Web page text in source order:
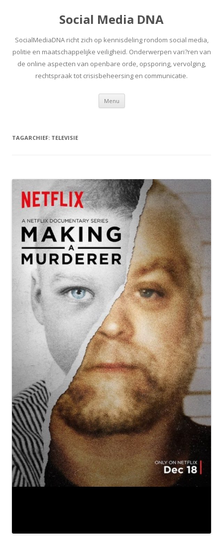
Social Media DNA
SocialMediaDNA richt zich op kennisdeling rondom social media,
politie en maatschappelijke veiligheid. Onderwerpen vari?ren van
de online aspecten van openbare orde, opsporing, vervolging,
rechtspraak tot crisisbeheersing en communicatie.
Menu Spring
inhoud
TAGARCHIEF: TELEVISIE